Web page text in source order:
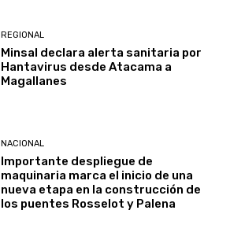
REGIONAL
Minsal declara alerta sanitaria por
Hantavirus desde Atacama a
Magallanes
NACIONAL
Importante despliegue de
maquinaria marca el inicio de una
nueva etapa en la construcción de
los puentes Rosselot y Palena